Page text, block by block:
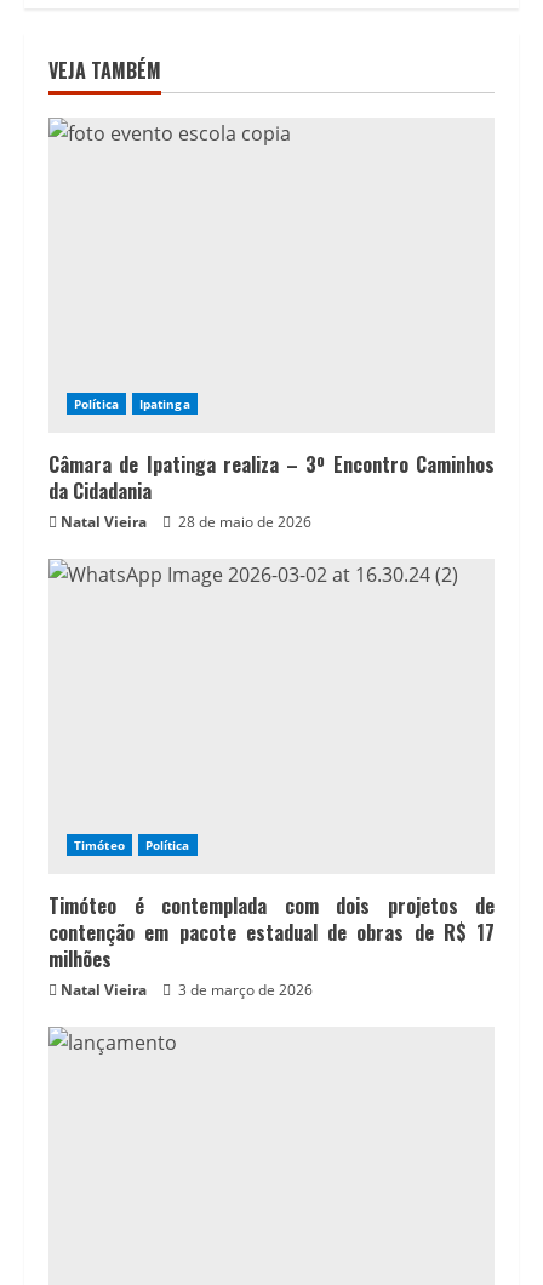
VEJA TAMBÉM
Política Ipatinga
Câmara de Ipatinga realiza – 3º Encontro Caminhos
da Cidadania
Natal Vieira 28 de maio de 2026
Timóteo Política
Timóteo é contemplada com dois projetos de
contenção em pacote estadual de obras de R$ 17
milhões
Natal Vieira 3 de março de 2026